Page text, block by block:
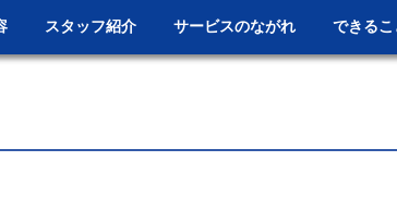
スタッフ紹介 サービスのながれ できるこ